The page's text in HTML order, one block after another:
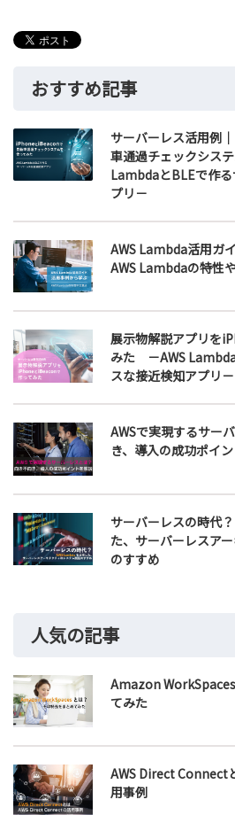
おすすめ記事
サーバーレス活用例
車通過チェックシス
LambdaとBLEで作
プリ－
AWS Lambda活用ガ
AWS Lambdaの特性
展示物解説アプリを
みた －AWS
スな接近検知アプリ－
AWSで実現するサー
き、導入の成功ポイ
サーバーレスの時代
た、サーバーレスア
のすすめ
人気の記事
Amazon
てみた
AWS Direct Connect
用事例